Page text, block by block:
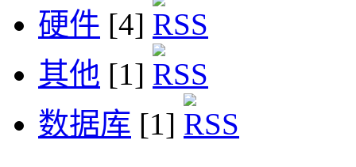
硬件 [4]
其他 [1]
数据库 [1]